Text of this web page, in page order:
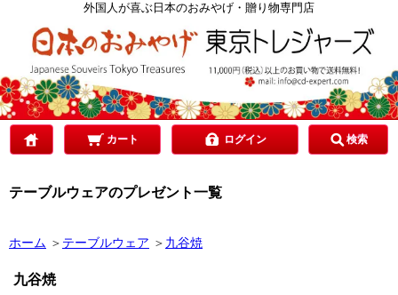
外国人が喜ぶ日本のおみやげ・贈り物専門店
カート ログイン 検索
テーブルウェアのプレゼント一覧
ホーム ＞ テーブルウェア ＞ 九谷焼
九谷焼
ご予算で選ぶ
贈り先で選ぶ
目的で選ぶ